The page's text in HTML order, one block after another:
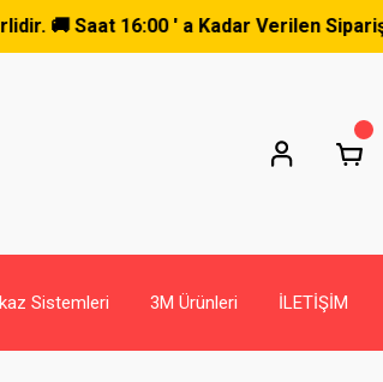
16:00 ' a Kadar Verilen Siparişler
Sistemleri 3M Ürünleri İLETİŞİM